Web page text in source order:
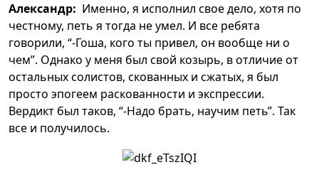
Александр: Именно, я исполнил свое дело, хотя по
честному, петь я тогда не умел. И все ребята
говорили, “-Гоша, кого ты привел, он вообще ни о
чем”. Однако у меня был свой козырь, в отличие от
остальных солистов, скованных и сжатых, я был
просто эпогеем раскованности и экспрессии.
Вердикт был таков, “-Надо брать, научим петь”. Так
все и получилось.